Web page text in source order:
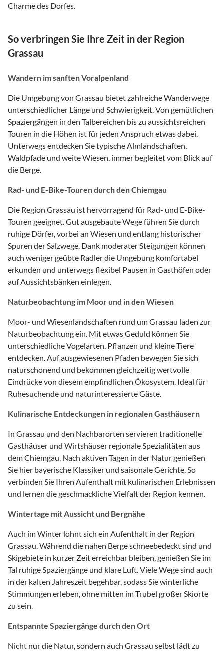
Charme des Dorfes.
So verbringen Sie Ihre Zeit in der Region
Grassau
Wandern im sanften Voralpenland
Die Umgebung von Grassau bietet zahlreiche Wanderwege
unterschiedlicher Länge und Schwierigkeit. Von gemütlichen
Spaziergängen in den Talbereichen bis zu aussichtsreichen
Touren in die Höhen ist für jeden Anspruch etwas dabei.
Unterwegs entdecken Sie typische Almlandschaften,
Waldpfade und weite Wiesen, immer begleitet vom Blick auf
die Berge.
Rad- und E-Bike-Touren durch den Chiemgau
Die Region Grassau ist hervorragend für Rad- und E-Bike-
Touren geeignet. Gut ausgebaute Wege führen Sie durch
ruhige Dörfer, vorbei an Wiesen und entlang historischer
Spuren der Salzwege. Dank moderater Steigungen können
auch weniger geübte Radler die Umgebung komfortabel
erkunden und unterwegs flexibel Pausen in Gasthöfen oder
auf Aussichtsbänken einlegen.
Naturbeobachtung im Moor und in den Wiesen
Moor- und Wiesenlandschaften rund um Grassau laden zur
Naturbeobachtung ein. Mit etwas Geduld können Sie
unterschiedliche Vogelarten, Pflanzen und kleine Tiere
entdecken. Auf ausgewiesenen Pfaden bewegen Sie sich
naturschonend und bekommen gleichzeitig wertvolle
Eindrücke von diesem empfindlichen Ökosystem. Ideal für
Ruhesuchende und naturinteressierte Gäste.
Kulinarische Entdeckungen in regionalen Gasthäusern
In Grassau und den Nachbarorten servieren traditionelle
Gasthäuser und Wirtshäuser regionale Spezialitäten aus
dem Chiemgau. Nach aktiven Tagen in der Natur genießen
Sie hier bayerische Klassiker und saisonale Gerichte. So
verbinden Sie Ihren Aufenthalt mit kulinarischen Erlebnissen
und lernen die geschmackliche Vielfalt der Region kennen.
Wintertage mit Aussicht und Bergnähe
Auch im Winter lohnt sich ein Aufenthalt in der Region
Grassau. Während die nahen Berge schneebedeckt sind und
Skigebiete in kurzer Zeit erreichbar bleiben, genießen Sie im
Tal ruhige Spaziergänge und klare Luft. Viele Wege sind auch
in der kalten Jahreszeit begehbar, sodass Sie winterliche
Stimmungen erleben, ohne mitten im Trubel großer Skiorte
zu sein.
Entspannte Spaziergänge durch den Ort
Nicht nur die Natur, sondern auch Grassau selbst lädt zu